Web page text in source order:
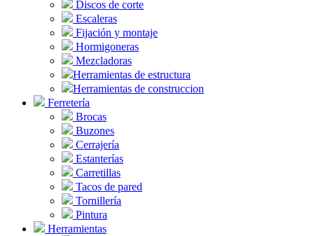
Discos de corte
Escaleras
Fijación y montaje
Hormigoneras
Mezcladoras
Herramientas de estructura
Herramientas de construccion
Ferretería
Brocas
Buzones
Cerrajería
Estanterías
Carretillas
Tacos de pared
Tornillería
Pintura
Herramientas